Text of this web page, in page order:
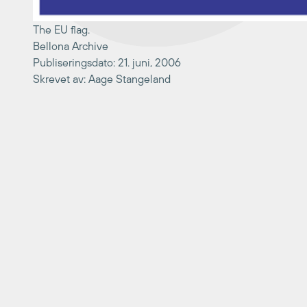
The EU flag.
Bellona Archive
Publiseringsdato: 21. juni, 2006
Skrevet av: Aage Stangeland